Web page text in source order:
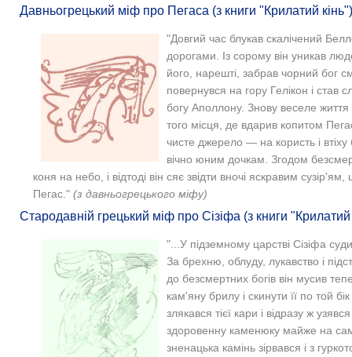
Давньогрецький міф про Пегаса (з книги "Крилатий кінь")
"Довгий час блукав скалічений
дорогами. Із сорому він уникав
його, нарешті, забрав чорний бог
повернувся на гору Гелікон і став
богу Аполлону. Знову веселе
того місця, де вдарив копитом
чисте джерело — на користь і
вічно юним дочкам. Згодом
коня на небо, і відтоді він сяє звідти вночі яскравим
Пегас." (з давньогрецького міфу)
Стародавній грецький міф про Сізіфа (з книги "Крилатий
"...У підземному царстві Сізіфа
За брехню, облуду, лукавство і
до безсмертних богів він мусив
кам'яну брилу і скинути її по той
злякався тієї кари і відразу ж
здоровенну каменюку майже на
зненацька камінь зірвався і з